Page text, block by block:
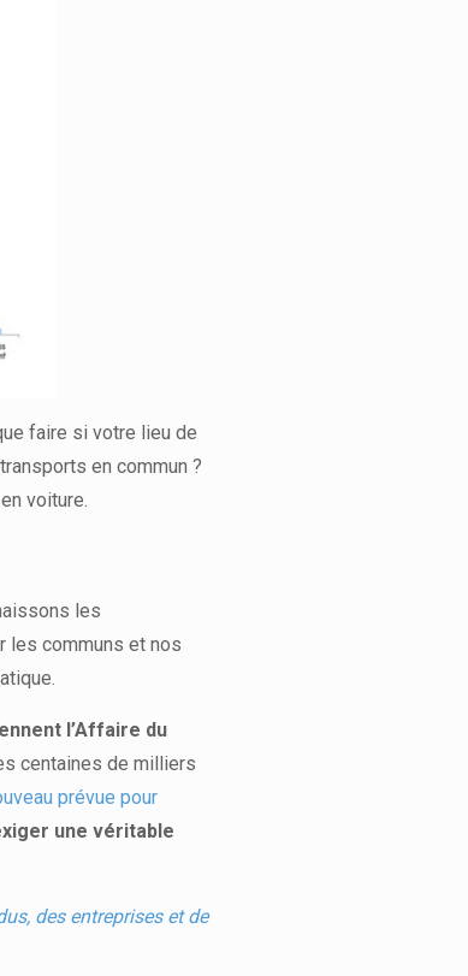
faire si votre lieu de
en commun ?
voiture.
les
les communs et nos
l’Affaire du
centaines de milliers
prévue pour
une véritable
des entreprises et de